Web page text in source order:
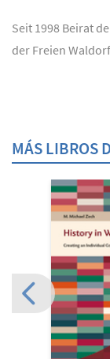
Seit 1998 Beirat
der Freien
MÁS LIBROS